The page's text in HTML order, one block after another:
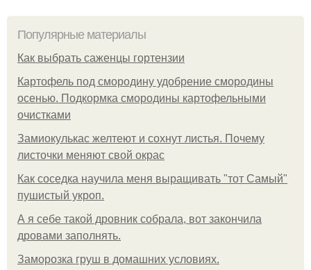
Популярные материалы
Как выбрать саженцы гортензии
Картофель под смородину удобрение смородины
осенью. Подкормка смородины картофельными
очистками
Замиокулькас желтеют и сохнут листья. Почему
листочки меняют свой окрас
Как соседка научила меня выращивать "тот Самый"
пушистый укроп.
А я себе такой дровник собрала, вот закончила
дровами заполнять.
Заморозка груш в домашних условиях.